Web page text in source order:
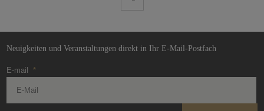
Neuigkeiten und Veranstaltungen direkt in Ihr E-Mail-Postfach
E-mail *